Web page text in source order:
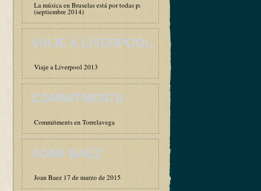
La música en Bruselas está por todas partes
(septiembre 2014)
VIAJE A LIVERPOOL
Viaje a Liverpool 2013
COMMITMENTS
Commitments en Torrelavega
JOAN BAEZ
Joan Baez 17 de marzo de 2015